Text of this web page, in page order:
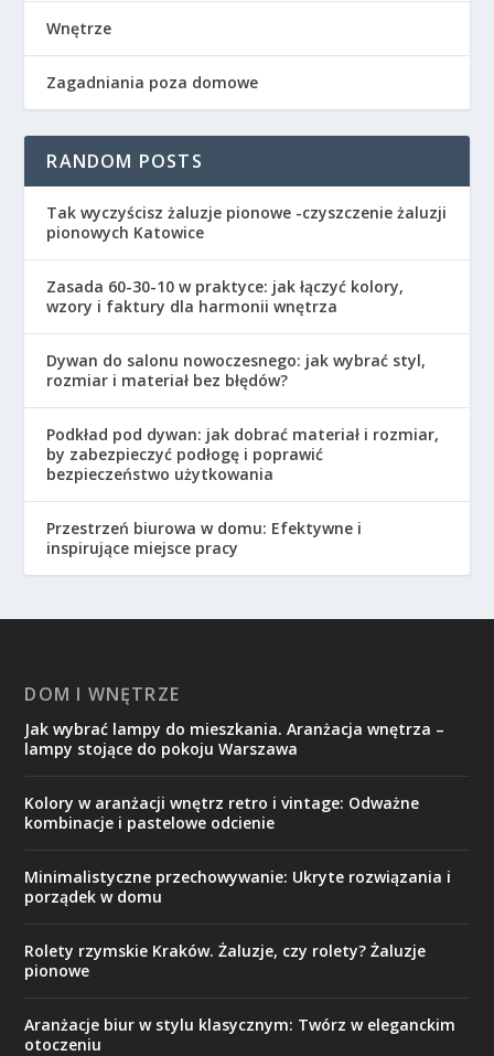
Wnętrze
Zagadniania poza domowe
RANDOM POSTS
Tak wyczyścisz żaluzje pionowe -czyszczenie żaluzji
pionowych Katowice
Zasada 60-30-10 w praktyce: jak łączyć kolory,
wzory i faktury dla harmonii wnętrza
Dywan do salonu nowoczesnego: jak wybrać styl,
rozmiar i materiał bez błędów?
Podkład pod dywan: jak dobrać materiał i rozmiar,
by zabezpieczyć podłogę i poprawić
bezpieczeństwo użytkowania
Przestrzeń biurowa w domu: Efektywne i
inspirujące miejsce pracy
DOM I WNĘTRZE
Jak wybrać lampy do mieszkania. Aranżacja wnętrza –
lampy stojące do pokoju Warszawa
Kolory w aranżacji wnętrz retro i vintage: Odważne
kombinacje i pastelowe odcienie
Minimalistyczne przechowywanie: Ukryte rozwiązania i
porządek w domu
Rolety rzymskie Kraków. Żaluzje, czy rolety? Żaluzje
pionowe
Aranżacje biur w stylu klasycznym: Twórz w eleganckim
otoczeniu